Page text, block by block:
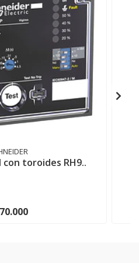
toroides RH9..